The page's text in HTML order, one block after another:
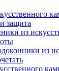
защита
из
из